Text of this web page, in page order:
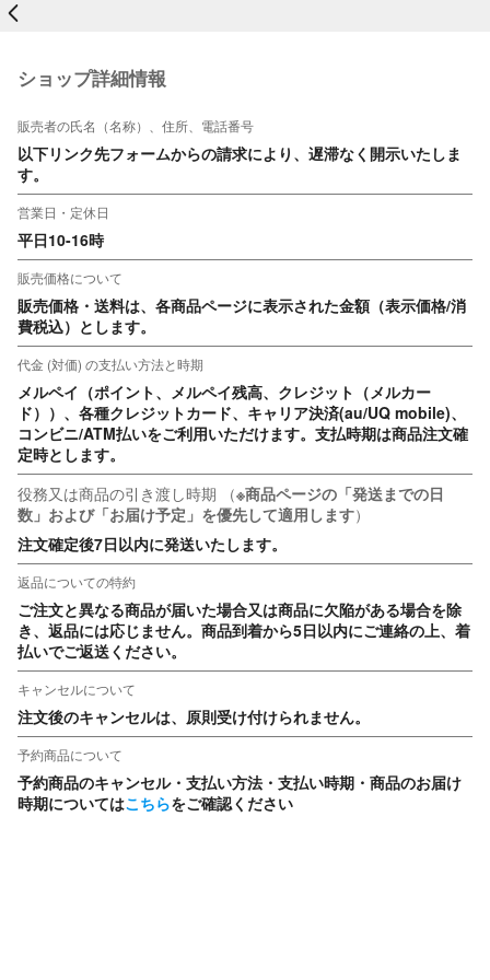
戻る
ショップ詳細情報
販売者の氏名（名称）、住所、電話番号
以下リンク先フォームからの請求により、遅滞なく開示いたしま
す。
営業日・定休日
平日10-16時
販売価格について
販売価格・送料は、各商品ページに表示された金額（表示価格/消
費税込）とします。
代金 (対価) の支払い方法と時期
メルペイ（ポイント、メルペイ残高、クレジット（メルカー
ド））、各種クレジットカード、キャリア決済(au/UQ mobile)、
コンビニ/ATM払いをご利用いただけます。支払時期は商品注文確
定時とします。
役務又は商品の引き渡し時期
（※商品ページの「発送までの日
数」および「お届け予定」を優先して適用します）
注文確定後7日以内に発送いたします。
返品についての特約
ご注文と異なる商品が届いた場合又は商品に欠陥がある場合を除
き、返品には応じません。商品到着から5日以内にご連絡の上、着
払いでご返送ください。
キャンセルについて
注文後のキャンセルは、原則受け付けられません。
予約商品について
予約商品のキャンセル・支払い方法・支払い時期・商品のお届け
時期についてはこちらをご確認ください